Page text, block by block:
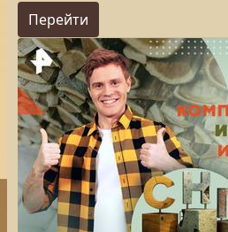
Перейти